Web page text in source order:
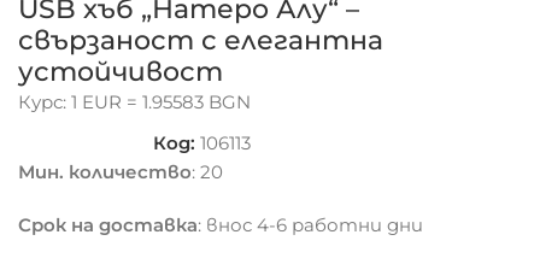
USB хъб „Натеро Алу“ –
свързаност с елегантна
устойчивост
Курс: 1 EUR = 1.95583 BGN
Код:106113
Мин. количество: 20
Срок на доставка: внос 4-6 работни дни